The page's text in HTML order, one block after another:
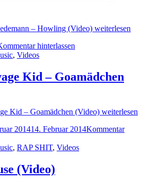
– Howling (Video) weiterlesen
hinterlassen
, Videos
Kid – Goamädchen
Kid – Goamädchen (Video) weiterlesen
201414. Februar 2014Kommentar
, RAP SHIT, Videos
(Video)